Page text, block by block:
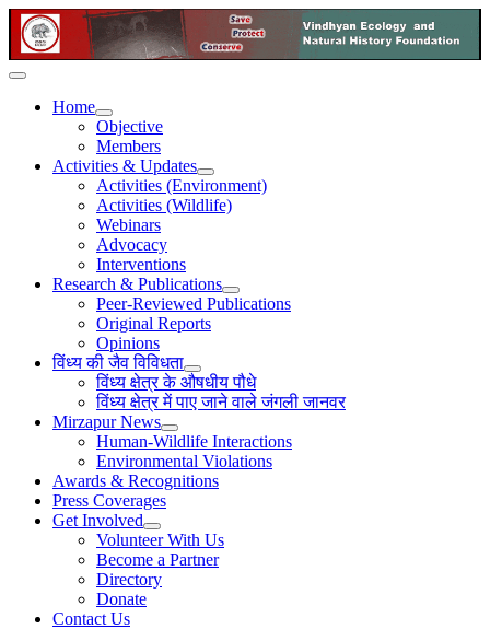
Home
Objective
Members
Activities & Updates
Activities (Environment)
Activities (Wildlife)
Webinars
Advocacy
Interventions
Research & Publications
Peer-Reviewed Publications
Original Reports
Opinions
विंध्य की जैव विविधता
विंध्य क्षेत्र के औषधीय पौधे
विंध्य क्षेत्र में पाए जाने वाले जंगली जानवर
Mirzapur News
Human-Wildlife Interactions
Environmental Violations
Awards & Recognitions
Press Coverages
Get Involved
Volunteer With Us
Become a Partner
Directory
Donate
Contact Us